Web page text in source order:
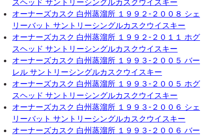
スヘッド サントリーシングルカスクウイスキー
オーナーズカスク 白州蒸溜所 １９９２-２００８ シェ
リーバット サントリーシングルカスクウイスキー
オーナーズカスク 白州蒸溜所 １９９２-２０１１ ホグ
スヘッド サントリーシングルカスクウイスキー
オーナーズカスク 白州蒸溜所 １９９３-２００５ バー
レル サントリーシングルカスクウイスキー
オーナーズカスク 白州蒸溜所 １９９３-２００５ ホグ
スヘッド サントリーシングルカスクウイスキー
オーナーズカスク 白州蒸溜所 １９９３-２００６ シェ
リーバット サントリーシングルカスクウイスキー
オーナーズカスク 白州蒸溜所 １９９３-２００６ バー